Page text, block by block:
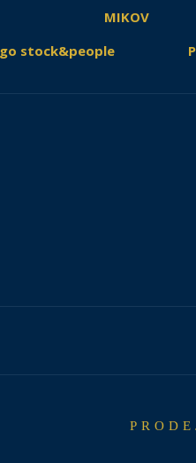
MIKOV
stock&people